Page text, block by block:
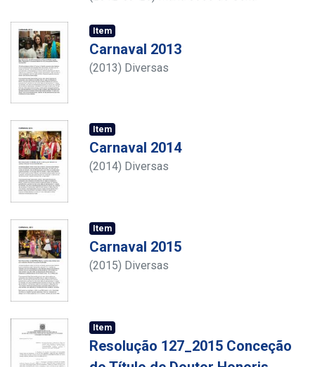
Item
Carnaval 2013
(2013) Diversas
Item
Carnaval 2014
(2014) Diversas
Item
Carnaval 2015
(2015) Diversas
Item
Resolução 127_2015 Conceção